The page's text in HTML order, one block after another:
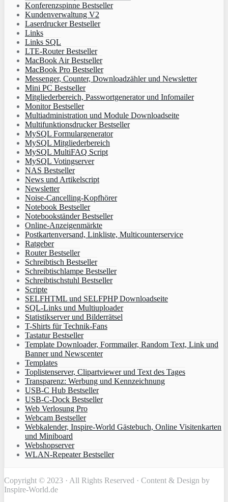
Konferenzspinne Bestseller
Kundenverwaltung V2
Laserdrucker Bestseller
Links
Links SQL
LTE-Router Bestseller
MacBook Air Bestseller
MacBook Pro Bestseller
Messenger, Counter, Downloadzähler und Newsletter
Mini PC Bestseller
Mitgliederbereich, Passwortgenerator und Infomailer
Monitor Bestseller
Multiadministration und Module Downloadseite
Multifunktionsdrucker Bestseller
MySQL Formulargenerator
MySQL Mitgliederbereich
MySQL MultiFAQ Script
MySQL Votingserver
NAS Bestseller
News und Artikelscript
Newsletter
Noise-Cancelling-Kopfhörer
Notebook Bestseller
Notebookständer Bestseller
Online-Anzeigenmärkte
Postkartenversand, Linkliste, Multicounterservice
Ratgeber
Router Bestseller
Schreibtisch Bestseller
Schreibtischlampe Bestseller
Schreibtischstuhl Bestseller
Scripte
SELFHTML und SELFPHP Downloadseite
SQL-Links und Multiuploader
Statistikserver und Bilderrätsel
T-Shirts für Technik-Fans
Tastatur Bestseller
Template Downloader, Formmailer, Random Text, Link und
Banner und Newscenter
Templates
Toplistenserver, Clipartviewer und Text des Tages
Transparenz: Werbung und Kennzeichnung
USB-C Hub Bestseller
USB-C-Dock Bestseller
Web Verlosung Pro
Webcam Bestseller
Webkalender, Inspire-World Gästebuch, Online Visitenkarten
und Miniboard
Webshopserver
WLAN-Repeater Bestseller
Copyright © 2023 · All Rights Reserved · Content & Design by
Inspire-World.de